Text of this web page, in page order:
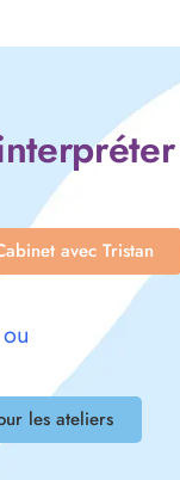
avec Tristan
ou
les ateliers